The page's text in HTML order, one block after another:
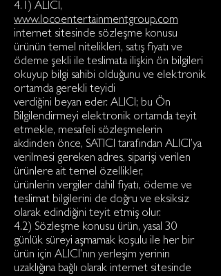
4.1) ALICI,
www.locoentertainmentgroup.com
internet sitesinde sözleşme konusu
ürünün temel nitelikleri, satış fiyatı ve
ödeme şekli ile teslimata ilişkin ön bilgileri
okuyup bilgi sahibi olduğunu ve elektronik
ortamda gerekli teyidi
verdiğini beyan eder. ALICI; bu Ön
Bilgilendirmeyi elektronik ortamda teyit
etmekle, mesafeli sözleşmelerin
akdinden önce, SATICI tarafından ALICI’ya
verilmesi gereken adres, siparişi verilen
ürünlere ait temel özellikler,
ürünlerin vergiler dahil fiyatı, ödeme ve
teslimat bilgilerini de doğru ve eksiksiz
olarak edindiğini teyit etmiş olur.
4.2) Sözleşme konusu ürün, yasal 30
günlük süreyi aşmamak koşulu ile her bir
ürün için ALICI’nın yerleşim yerinin
uzaklığına bağlı olarak internet sitesinde